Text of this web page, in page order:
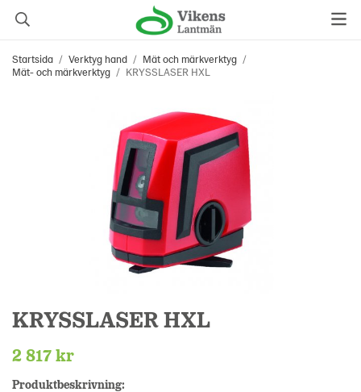
Startsida / Verktyg hand / Mät och märkverktyg /
Mät- och märkverktyg / KRYSSLASER HXL
KRYSSLASER HXL
2 817 kr
Produktbeskrivning: